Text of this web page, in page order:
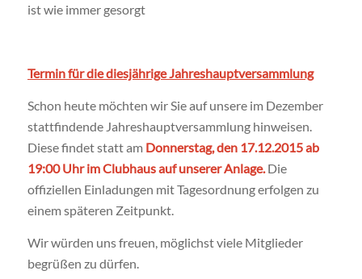
ist wie immer gesorgt
Termin für die diesjährige Jahreshauptversammlung
Schon heute möchten wir Sie auf unsere im Dezember
stattfindende Jahreshauptversammlung hinweisen.
Diese findet statt am Donnerstag, den 17.12.2015 ab
19:00 Uhr im Clubhaus auf unserer Anlage.Die
offiziellen Einladungen mit Tagesordnung erfolgen zu
einem späteren Zeitpunkt.
Wir würden uns freuen, möglichst viele Mitglieder
begrüßen zu dürfen.